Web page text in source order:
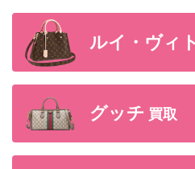
ルイ・ヴィ
グッチ 買取